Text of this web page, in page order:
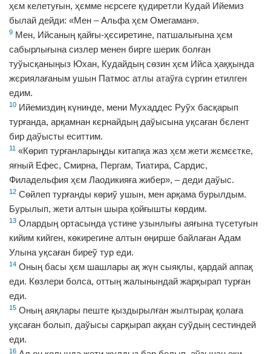
ҳєм келетуғын, ҳємме нєрсеге қүдиретли Кудай Ийемиз
былай дейди: «Мен – Альфа ҳєм Омегаман».
9 Мен, Ийсаның қайғы-ҳєсиретине, патшалығына ҳєм
сабырлығына сизлер менен бирге шерик болған
туўысқаныңыз Юхан, Кудайдың сѳзин ҳєм Ийса ҳаққында
жєриялағаным ушын Патмос атлы атаўға сүргин етилген
едим.
10 Ийемиздиң күнинде, мени Мухаддес Руўх басқарып
турғанда, арқамнан кєрнайдың даўысына уқсаған бєлент
бир даўысты еситтим.
11 «Кѳрип турғанларыңды китапқа жаз ҳєм жети жємєєтке,
яғный Ефес, Смирна, Пергам, Тиатира, Сардис,
Филадельфия ҳєм Лаодикияға жибер», – деди даўыс.
12 Сѳйлеп турғанды кѳриў ушын, мен арқама бурылдым.
Бурылып, жети алтын шыра қойғышты кѳрдим.
13 Олардың ортасында үстине узынлығы аяғына түсетуғын
кийим кийген, кѳкирегине алтын ѳңирше байлаған Адам
Улына уқсаған биреў тур еди.
14 Оның басы ҳєм шашлары ақ жүн сыяқлы, қардай аппақ
еди. Кѳзлери болса, оттың жалынындай жарқырап турған
еди.
15 Оның аяқлары пеште қыздырылған жылтырақ қолаға
уқсаған болып, даўысы сарқырап аққан суўдың сестиндей
еди.
16